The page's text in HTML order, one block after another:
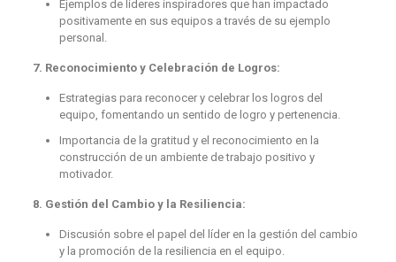
Ejemplos de líderes inspiradores que han impactado
positivamente en sus equipos a través de su ejemplo
personal.
7. Reconocimiento y Celebración de Logros:
Estrategias para reconocer y celebrar los logros del
equipo, fomentando un sentido de logro y pertenencia.
Importancia de la gratitud y el reconocimiento en la
construcción de un ambiente de trabajo positivo y
motivador.
8. Gestión del Cambio y la Resiliencia:
Discusión sobre el papel del líder en la gestión del cambio
y la promoción de la resiliencia en el equipo.